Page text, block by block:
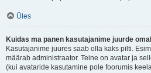
Üles
Kuidas ma panen kasutajanime juurde
Kasutajanime juures saab olla kaks pilti.
määrab administraator. Teine on avatar ja
(kui avataride kasutamine pole foorumis